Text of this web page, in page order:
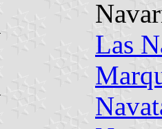
Las